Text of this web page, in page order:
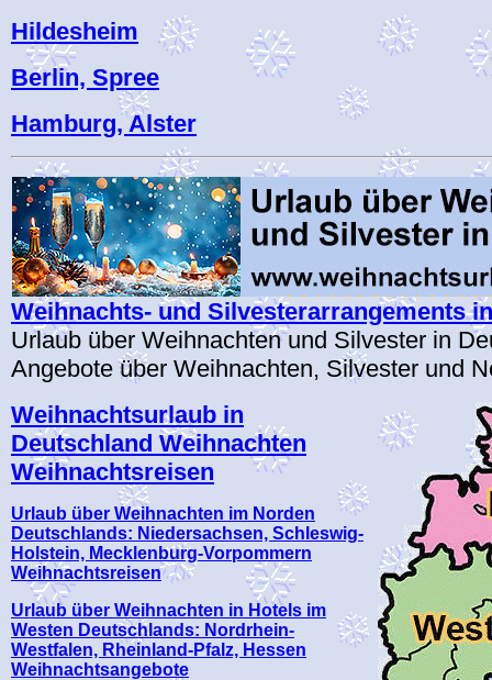
Hildesheim
Berlin, Spree
Hamburg, Alster
Weihnachts- und Silvesterarrangements
Urlaub über Weihnachten und Silvester in
Angebote über Weihnachten, Silvester und
Weihnachtsurlaub in
Deutschland Weihnachten
Weihnachtsreisen
Urlaub über Weihnachten im Norden
Deutschlands: Niedersachsen, Schleswig-
Holstein, Mecklenburg-Vorpommern
Weihnachtsreisen
Urlaub über Weihnachten in Hotels im
Westen Deutschlands: Nordrhein-
Westfalen, Rheinland-Pfalz, Hessen
Weihnachtsangebote